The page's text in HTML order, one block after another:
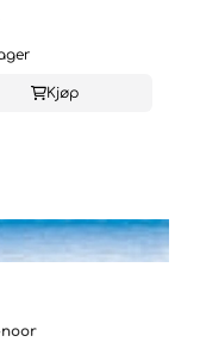
Kjøp
noor